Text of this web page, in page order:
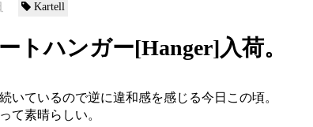
Kartell
トハンガー[Hanger]入荷。
いているので逆に違和感を感じる今日この頃。
て素晴らしい。